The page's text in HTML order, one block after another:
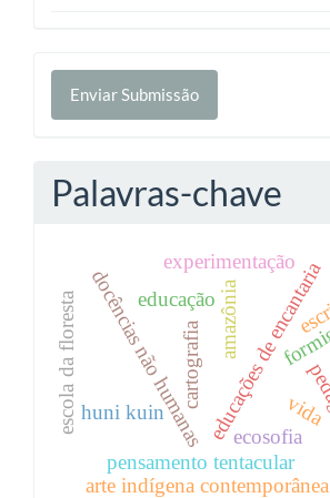
Enviar
Submissão
Enviar Submissão
Palavras-chave
amazônia
educações de encantaria
docências não humanas
educação
pensamento tentacular
vida
ecosofia
cartografia
arte indígena contemporânea
huni kuin
escola da floresta
experimentação